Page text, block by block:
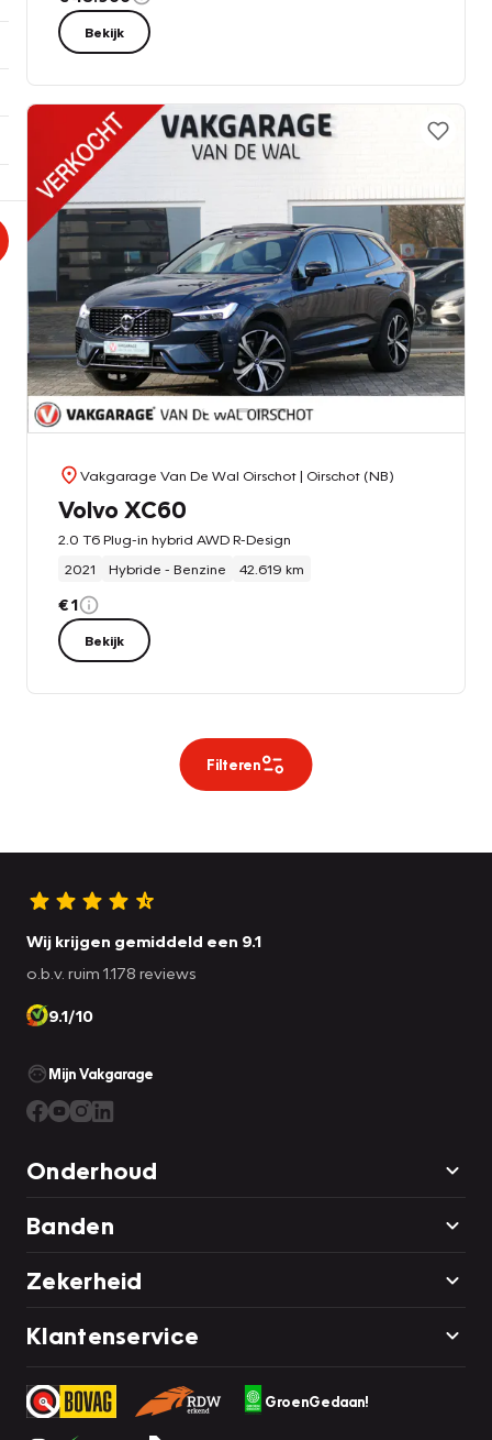
Bekijk
Vakgarage Van De Wal Oirschot| Oirschot (NB)
Volvo XC60
2.0 T6 Plug-in hybrid AWD R-Design
2021
Hybride - Benzine 42.619 km
€ 1
Bekijk
Filteren
Wij krijgen gemiddeld een 9.1
o.b.v. ruim 1.178 reviews
9.1/10
Mijn Vakgarage
Onderhoud
Banden
Zekerheid
Klantenservice
GroenGedaan!